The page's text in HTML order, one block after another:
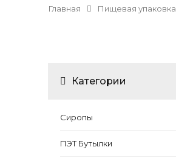
Главная Пищевая упаковка
Категории
Сиропы
ПЭТ Бутылки